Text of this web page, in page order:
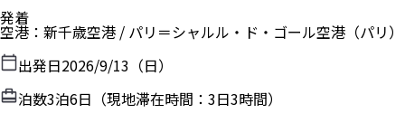
発着
空港 ： 新千歳空港 / パリ＝シャルル・ド・ゴール空港 （パリ）
出発日2026/9/13（日）
泊数3泊6日（現地滞在時間： 3日3時間）